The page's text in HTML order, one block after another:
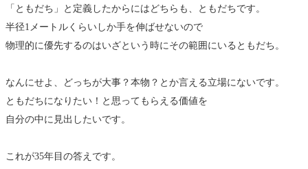
「ともだち」と定義したからにはどちらも、ともだちです。
半径1メートルくらいしか手を伸ばせないので
物理的に優先するのはいざという時にその範囲にいるともだち。
なんにせよ、どっちが大事？本物？とか言える立場にないです。
ともだちになりたい！と思ってもらえる価値を
自分の中に見出したいです。
これが35年目の答えです。